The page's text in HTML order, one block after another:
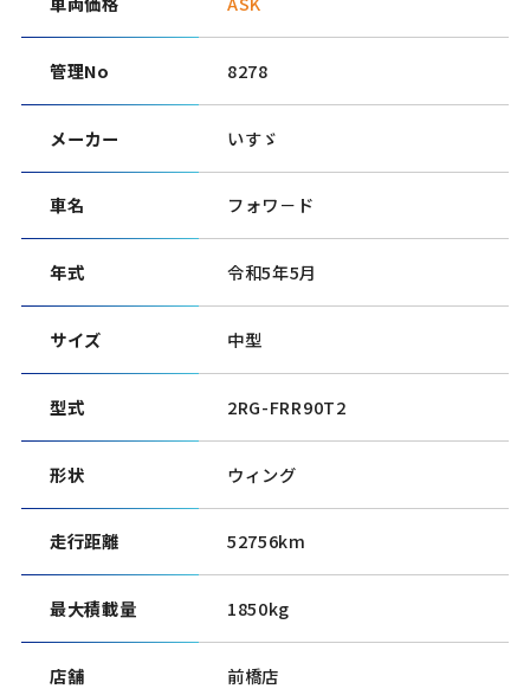
管理No 8278
メーカー いすゞ
車名 フォワ－ド
年式 令和5年5月
サイズ 中型
型式 2RG-FRR90T2
形状 ウィング
走行距離 52756km
最大積載量 1850kg
店舗 前橋店